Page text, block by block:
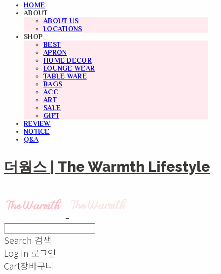
HOME
ABOUT
ABOUT US
LOCATIONS
SHOP
BEST
APRON
HOME DECOR
LOUNGE WEAR
TABLE WARE
BAGS
ACC
ART
SALE
GIFT
REVIEW
NOTICE
Q&A
더웜스 | The Warmth Lifestyle
Search 검색
Log In 로그인
Cart장바구니